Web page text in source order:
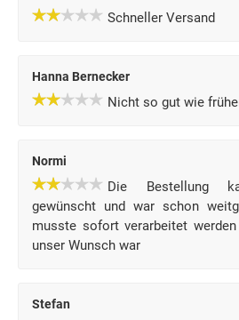
Schneller Versand
Hanna Bernecker
Nicht so gut wie
Normi
Die Bestellung
gewünscht und war schon
musste sofort verarbeitet
unser Wunsch war
Stefan